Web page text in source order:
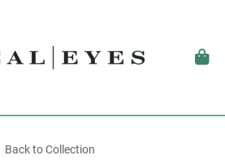
Back to Collection